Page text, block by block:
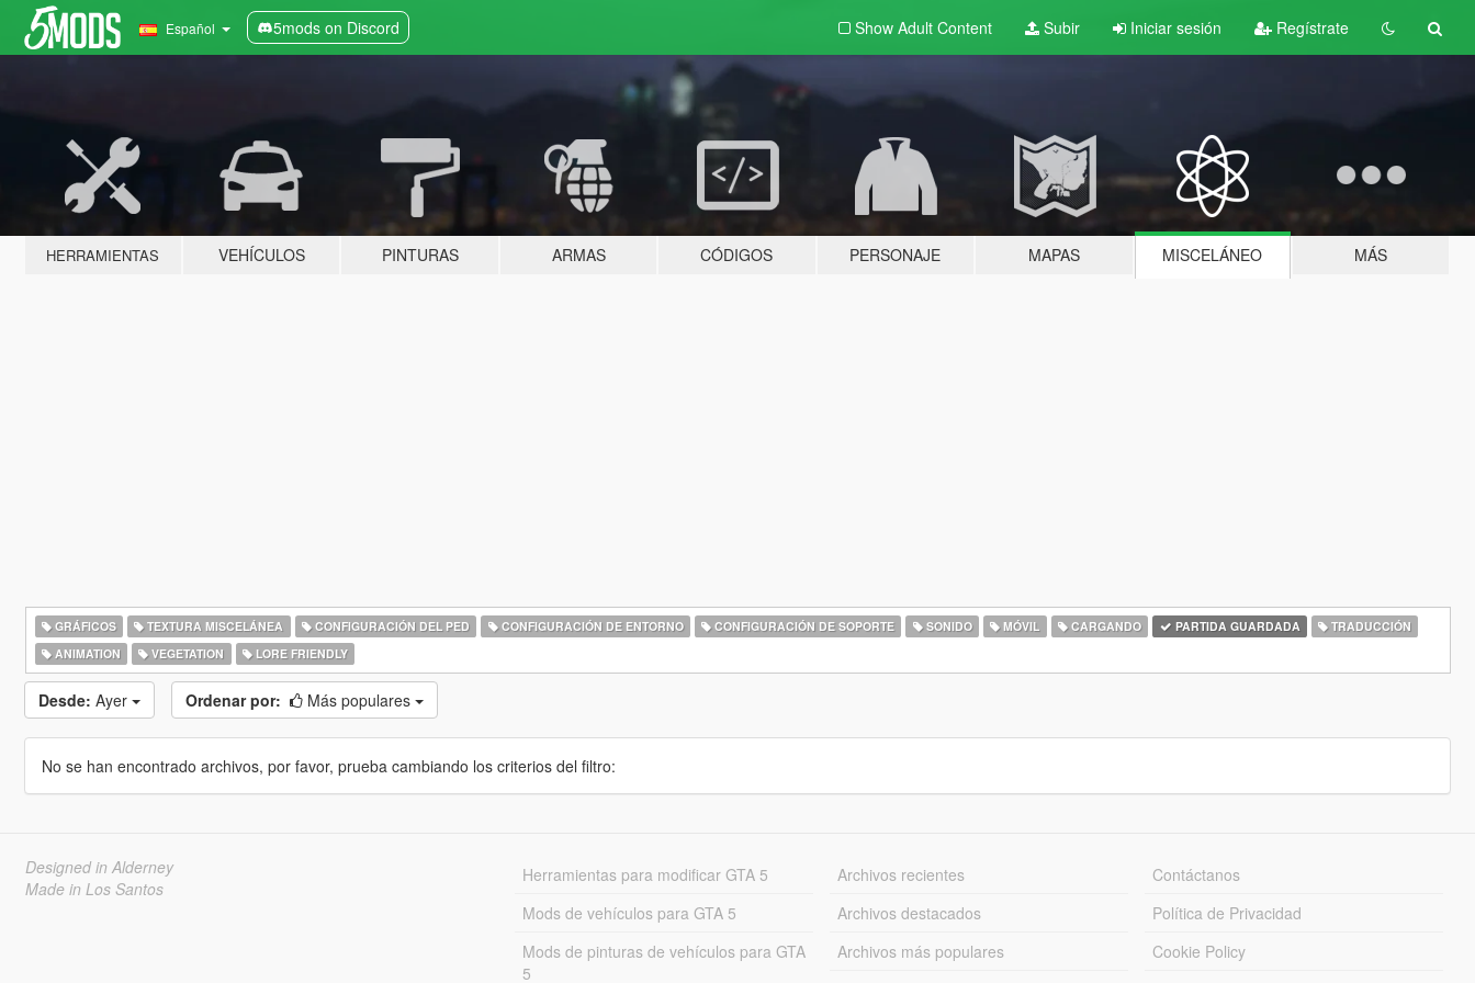
Español 5mods on Discord Show Adult Content Subir Iniciar sesión Regístrate
HERRAMIENTAS VEHÍCULOS PINTURAS ARMAS CÓDIGOS PERSONAJE MAPAS MISCELÁNEO MÁS
GRÁFICOS TEXTURA MISCELÁNEA CONFIGURACIÓN DEL PED CONFIGURACIÓN DE ENTORNO CONFIGURACIÓN DE SOPORTE SONIDO MÓVIL CARGANDO PARTIDA GUARDADA
TRADUCCIÓN
ANIMATION
VEGETATION LORE FRIENDLY
Desde: Ayer Ordenar por: Más populares
No se han encontrado archivos, por favor, prueba cambiando los criterios del filtro:
Designed in Alderney
Made in Los Santos
Herramientas para modificar GTA 5
Mods de vehículos para GTA 5
Mods de pinturas de vehículos para GTA
5
Archivos recientes
Archivos destacados
Archivos más populares
Contáctanos
Política de Privacidad
Cookie Policy